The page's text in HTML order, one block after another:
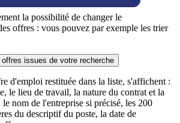
la possibilité de changer le
offres : vous pouvez par exemple les trier
issues de votre recherche
d'emploi restituée dans la liste, s'affichent :
le lieu de travail, la nature du contrat et la
nom de l'entreprise si précisé, les 200
du descriptif du poste, la date de